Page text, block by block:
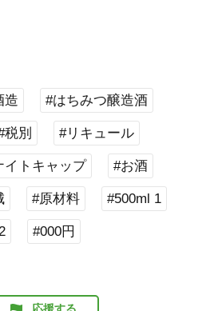
造 #はちみつ醸造酒
税別 #リキュール
イトキャップ #お酒
#原材料 #500ml 1
#000円
応援する